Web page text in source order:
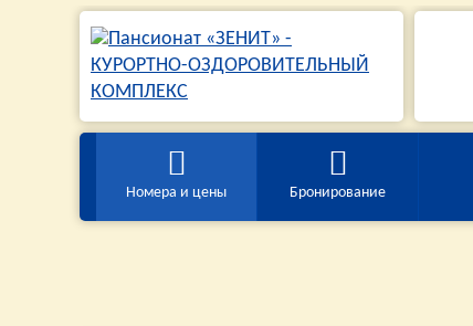
Номера и цены Бронирование